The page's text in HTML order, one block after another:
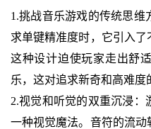
1.挑战音乐游戏的传统思维
求单键精准度时，它引入了
这种设计迫使玩家走出舒
乐，这对追求新奇和高难度
2.视觉和听觉的双重沉浸：
一种视觉魔法。音符的流动